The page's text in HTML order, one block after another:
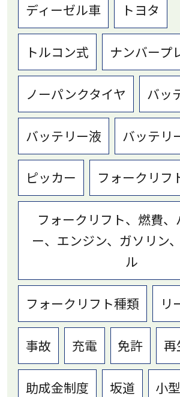
ディーゼル車 トヨタ
トルコン式 ナンバープ
ノーパンクタイヤ バッ
バッテリー液 バッテリ
ピッカー フォークリフ
フォークリフト、燃費、
ー、エンジン、ガソリン
ル
フォークリフト種類 リ
事故 充電 免許 再
助成金制度 坂道 小